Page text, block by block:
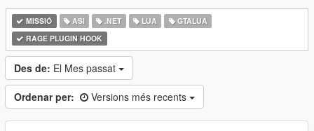
MISSIÓ ASI .NET LUA
GTALUA
RAGE PLUGIN HOOK
Des de: El Mes passat
Ordenar per: Versions més recents